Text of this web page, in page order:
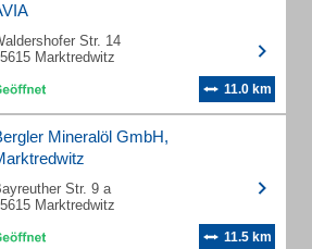
Str. 14
Marktredwitz
11.0 km
Mineralöl GmbH,
Str. 9 a
Marktredwitz
11.5 km